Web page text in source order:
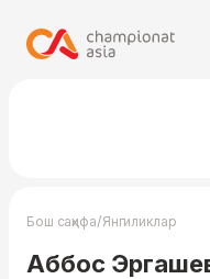
Бош саҳифа/Янгиликлар
Аббос